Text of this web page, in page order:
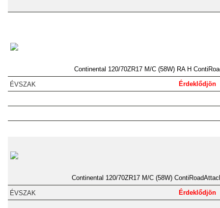
Continental 120/70ZR17 M/C (58W) RA H
Érdeklődjön
Continental 120/70ZR17 M/C (58W)
Érdeklődjön